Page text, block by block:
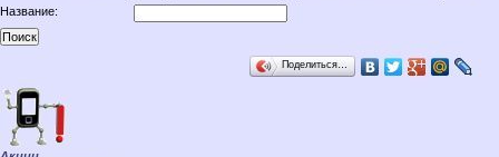
Название:
Поделиться…